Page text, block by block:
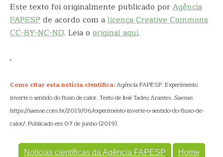
Este texto foi originalmente publicado porAgência
FAPESPde acordo com alicença Creative Commons
CC-BY-NC-ND. Leia o original aqui.
Como citar esta notícia científica:Agência FAPESP. Experimento
inverte o sentido do fluxo de calor. Texto de José Tadeu Arantes. Saense.
https://saense.com.br/2019/06/experimento-inverte-o-sentido-do-fluxo-de-
calor/. Publicado em 07 de junho (2019).
Notícias científicas da Agência FAPESP Home